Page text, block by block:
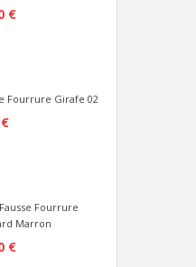
€
Fourrure Girafe 02
Fourrure
Marron
€